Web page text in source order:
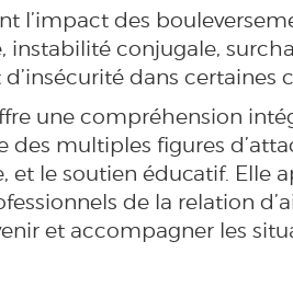
l’impact des
instabilité conjugale,
d’insécurité dans certaines
une compréhension
des multiples figures
et le soutien éducatif. Elle
de la relation
et accompagner les